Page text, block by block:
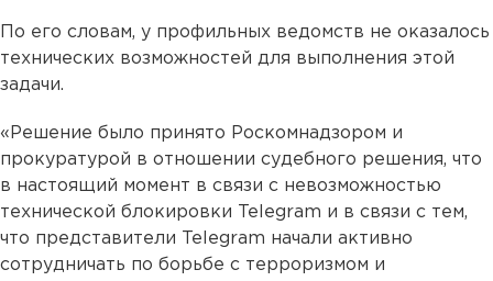
По его словам, у профильных ведомств не оказалось
технических возможностей для выполнения этой
задачи.
«Решение было принято Роскомнадзором и
прокуратурой в отношении судебного решения, что
в настоящий момент в связи с невозможностью
технической блокировки Telegram и в связи с тем,
что представители Telegram начали активно
сотрудничать по борьбе с терроризмом и